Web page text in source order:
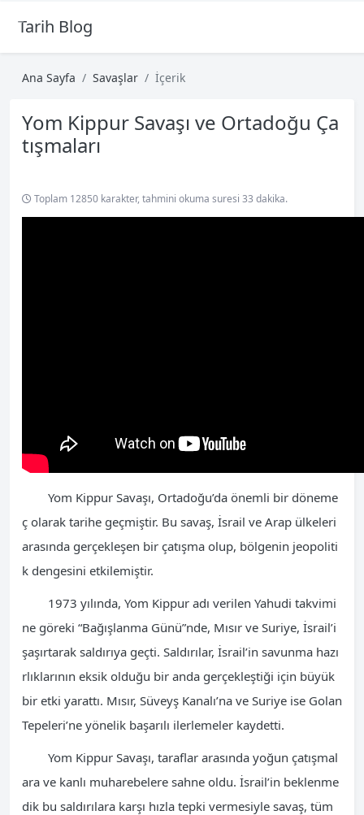
Tarih Blog
Ana Sayfa Savaşlar İçerik
Yom Kippur Savaşı ve Ortadoğu Ça
tışmaları
Toplam 12850 karakter, tahmini okuma suresi 33 dakika.
Yom Kippur Savaşı, Ortadoğu’da önemli bir döneme
ç olarak tarihe geçmiştir. Bu savaş, İsrail ve Arap ülkeleri
arasında gerçekleşen bir çatışma olup, bölgenin jeopoliti
k dengesini etkilemiştir.
1973 yılında, Yom Kippur adı verilen Yahudi takvimi
ne göreki “Bağışlanma Günü”nde, Mısır ve Suriye, İsrail’i
şaşırtarak saldırıya geçti. Saldırılar, İsrail’in savunma hazı
rlıklarının eksik olduğu bir anda gerçekleştiği için büyük
bir etki yarattı. Mısır, Süveyş Kanalı’na ve Suriye ise Golan
Tepeleri’ne yönelik başarılı ilerlemeler kaydetti.
Yom Kippur Savaşı, taraflar arasında yoğun çatışmal
ara ve kanlı muharebelere sahne oldu. İsrail’in beklenme
dik bu saldırılara karşı hızla tepki vermesiyle savaş, tüm